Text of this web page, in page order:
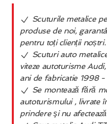
Scuturile metalice
produse de noi,
pentru toți clienții noștri.
Scuturi auto
viteze autoturisme
ani de fabricatie 1998
Se montează fără
autoturismului , livrate
prindere şi nu